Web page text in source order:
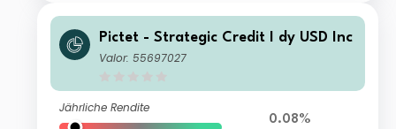
Pictet - Strategic Credit I dy USD Inc
Valor: 55697027
Jährliche Rendite
0.08%